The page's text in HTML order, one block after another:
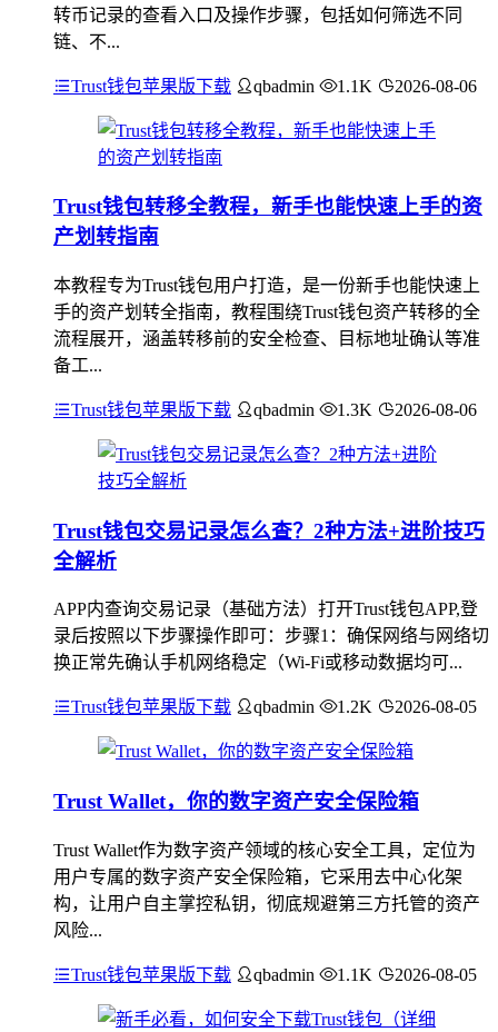
转币记录的查看入口及操作步骤，包括如何筛选不同
链、不...
Trust钱包苹果版下载 qbadmin 1.1K 2026-08-06
Trust钱包转移全教程，新手也能快速上手的资
产划转指南
本教程专为Trust钱包用户打造，是一份新手也能快速上
手的资产划转全指南，教程围绕Trust钱包资产转移的全
流程展开，涵盖转移前的安全检查、目标地址确认等准
备工...
Trust钱包苹果版下载 qbadmin 1.3K 2026-08-06
Trust钱包交易记录怎么查？2种方法+进阶技巧
全解析
APP内查询交易记录（基础方法）打开Trust钱包APP,登
录后按照以下步骤操作即可：步骤1：确保网络与网络切
换正常先确认手机网络稳定（Wi-Fi或移动数据均可...
Trust钱包苹果版下载 qbadmin 1.2K 2026-08-05
Trust Wallet，你的数字资产安全保险箱
Trust Wallet作为数字资产领域的核心安全工具，定位为
用户专属的数字资产安全保险箱，它采用去中心化架
构，让用户自主掌控私钥，彻底规避第三方托管的资产
风险...
Trust钱包苹果版下载 qbadmin 1.1K 2026-08-05